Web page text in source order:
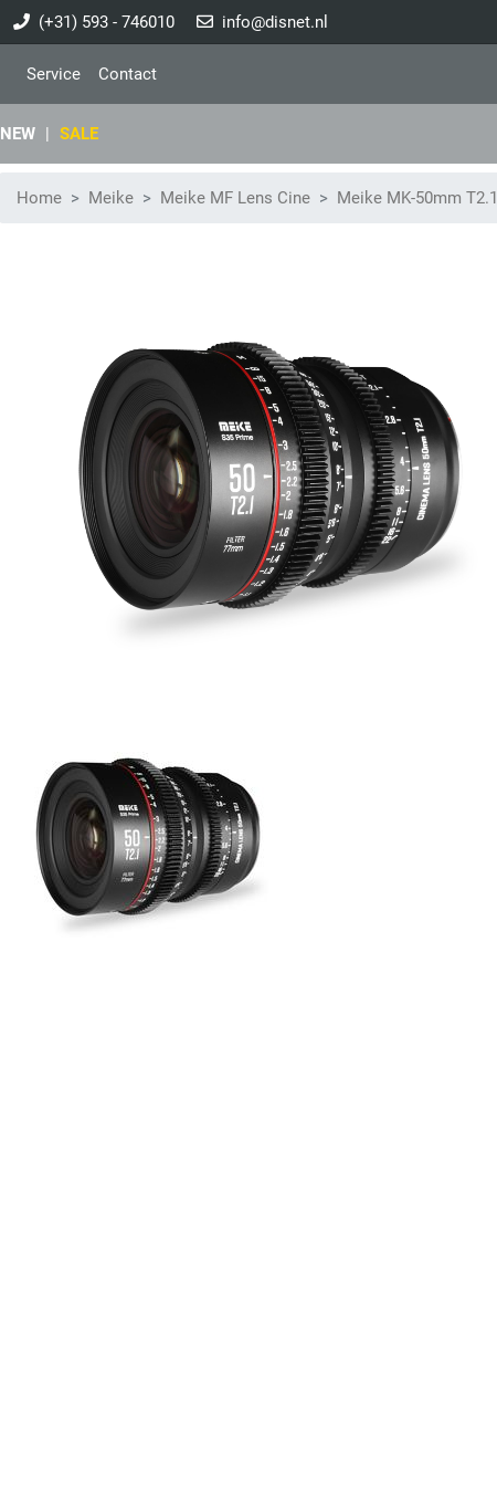
(+31) 593 - 746010 info@disnet.nl
Service Contact
NEW | SALE
Home Meike Meike MF Lens Cine Meike MK-50mm T2.1